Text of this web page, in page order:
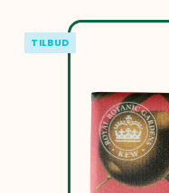
TILBUD